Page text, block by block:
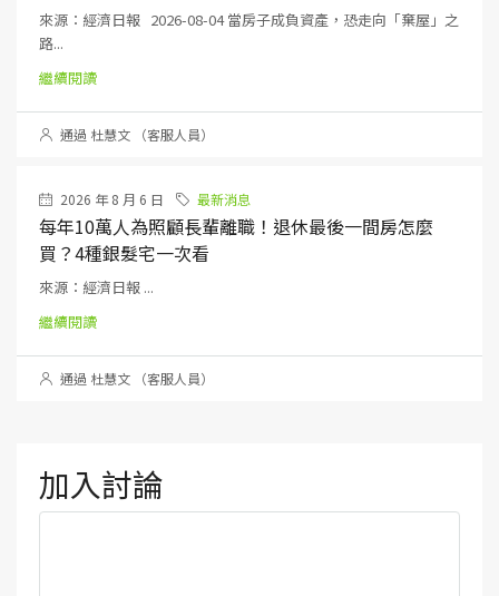
來源：經濟日報 2026-08-04 當房子成負資產，恐走向「棄屋」之
路...
繼續閱讀
通過 杜慧文 （客服人員）
2026 年 8 月 6 日 最新消息
每年10萬人為照顧長輩離職！退休最後一間房怎麼
買？4種銀髮宅一次看
來源：經濟日報 ...
繼續閱讀
通過 杜慧文 （客服人員）
加入討論